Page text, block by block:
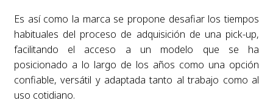
Es así como la marca se propone desafiar los tiempos
habituales del proceso de adquisición de una pick-up,
facilitando el acceso a un modelo que se ha
posicionado a lo largo de los años como una opción
confiable, versátil y adaptada tanto al trabajo como al
uso cotidiano.